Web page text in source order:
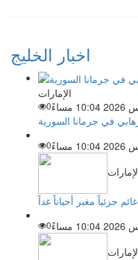
اخبار الخليج
الإمارات
0
في جرمانا السورية
0
جزئياً مغبر أحياناً غداً
0